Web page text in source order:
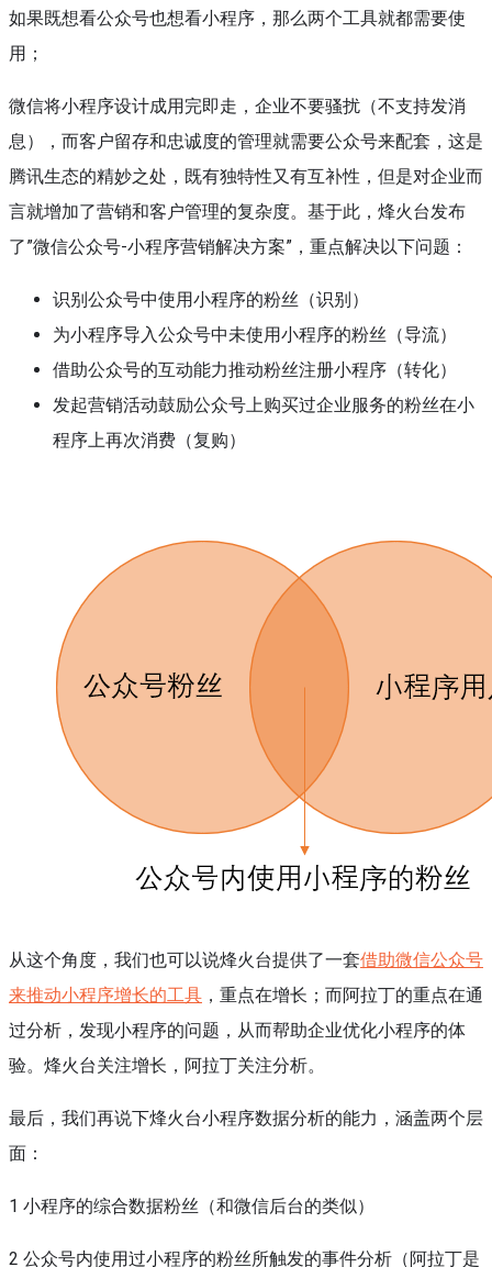
如果既想看公众号也想看小程序，那么两个工具就都需要使
用；
微信将小程序设计成用完即走，企业不要骚扰（不支持发消
息），而客户留存和忠诚度的管理就需要公众号来配套，这是
腾讯生态的精妙之处，既有独特性又有互补性，但是对企业而
言就增加了营销和客户管理的复杂度。基于此，烽火台发布
了”微信公众号-小程序营销解决方案”，重点解决以下问题：
识别公众号中使用小程序的粉丝（识别）
为小程序导入公众号中未使用小程序的粉丝（导流）
借助公众号的互动能力推动粉丝注册小程序（转化）
发起营销活动鼓励公众号上购买过企业服务的粉丝在小
程序上再次消费（复购）
从这个角度，我们也可以说烽火台提供了一套借助微信公众号
来推动小程序增长的工具 ，重点在增长；而阿拉丁的重点在通
过分析，发现小程序的问题，从而帮助企业优化小程序的体
验。烽火台关注增长，阿拉丁关注分析。
最后，我们再说下烽火台小程序数据分析的能力，涵盖两个层
面：
1 小程序的综合数据粉丝（和微信后台的类似）
2 公众号内使用过小程序的粉丝所触发的事件分析（阿拉丁是